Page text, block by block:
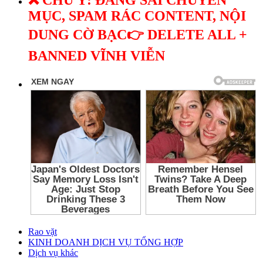
MỤC, SPAM RÁC CONTENT, NỘI
DUNG CỜ BẠC👉 DELETE ALL +
BANNED VĨNH VIỄN
Rao vặt
KINH DOANH DỊCH VỤ TỔNG HỢP
Dịch vụ khác